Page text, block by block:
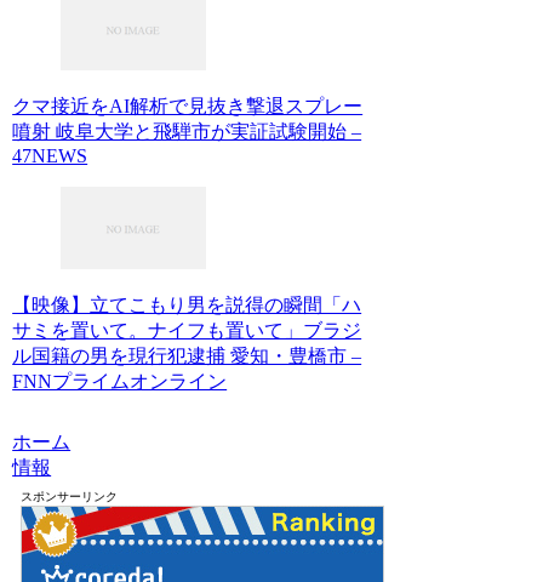
クマ接近をAI解析で見抜き撃退スプレー
噴射 岐阜大学と飛騨市が実証試験開始 –
47NEWS
【映像】立てこもり男を説得の瞬間「ハ
サミを置いて。ナイフも置いて」ブラジ
ル国籍の男を現行犯逮捕 愛知・豊橋市 –
FNNプライムオンライン
ホーム
情報
スポンサーリンク